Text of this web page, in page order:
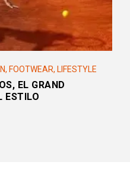
, FOOTWEAR, LIFESTYLE
EL GRAND
ESTILO